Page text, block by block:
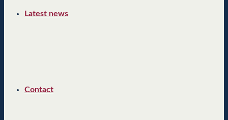
Latest news
Contact